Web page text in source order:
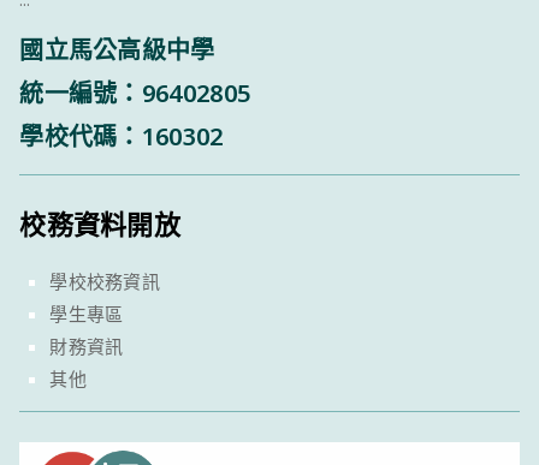
國立馬公高級中學
統一編號：96402805
學校代碼：160302
校務資料開放
學校校務資訊
學生專區
財務資訊
其他